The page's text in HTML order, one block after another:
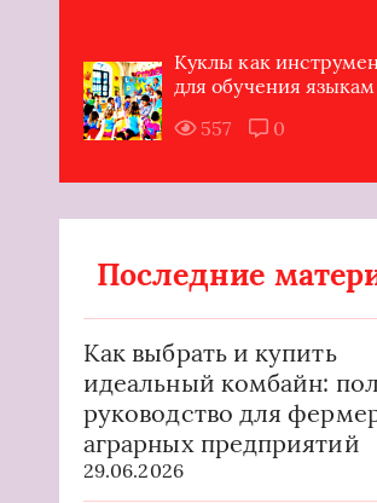
Куклы как
для обучения языкам
557
0
Последние
Как выбрать и купить
идеальный комбайн:
руководство для
аграрных предприятий
29.06.2026